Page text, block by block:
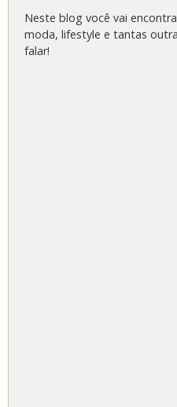
Neste blog você vai
moda, lifestyle e tantas
falar!